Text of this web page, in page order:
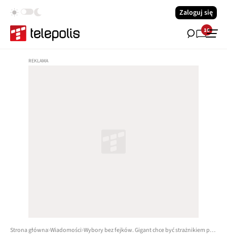
Zaloguj się
10
Strona główna Wiadomości Wybory bez fejków. Gigant chce być strażnikiem praworządności